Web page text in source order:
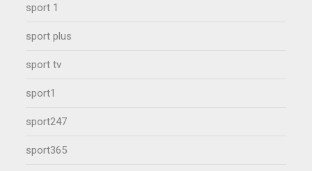
sport 1
sport plus
sport tv
sport1
sport247
sport365